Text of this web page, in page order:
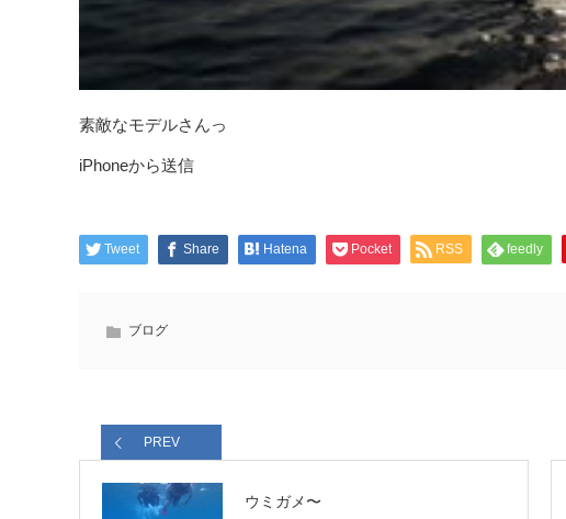
素敵なモデルさんっ
iPhoneから送信
Tweet Share Hatena Pocket RSS feedly
ブログ
PREV
ウミガメ〜